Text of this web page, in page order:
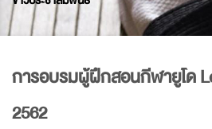
การอบรมผู้ฝึกสอนกีฬายูโด
2562